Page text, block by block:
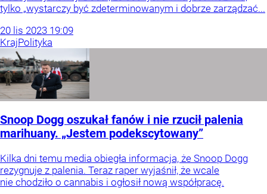
tylko „wystarczy być zdeterminowanym i dobrze zarządzać...
20 lis 2023 19:09
KrajPolityka
Snoop Dogg oszukał fanów i nie rzucił palenia
marihuany. „Jestem podekscytowany”
Kilka dni temu media obiegła informacja, że Snoop Dogg
rezygnuje z palenia. Teraz raper wyjaśnił, że wcale
nie chodziło o cannabis i ogłosił nową współpracę.